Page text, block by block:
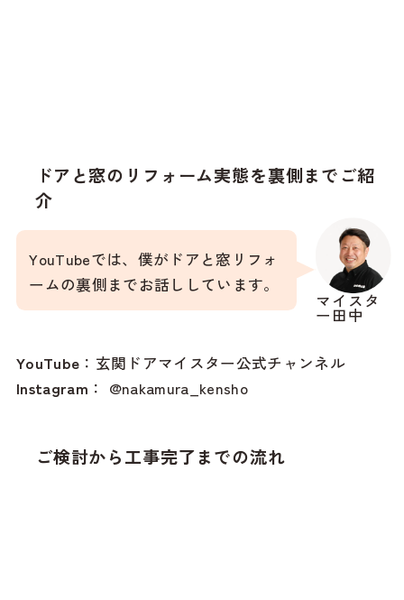
ドアと窓のリフォーム実態を裏側までご紹
介
マイスタ
ー田中
YouTubeでは、僕がドアと窓リフォ
ームの裏側までお話ししています。
YouTube ： 玄関ドアマイスター公式チャンネル
Instagram ： @nakamura_kensho
ご検討から工事完了までの流れ